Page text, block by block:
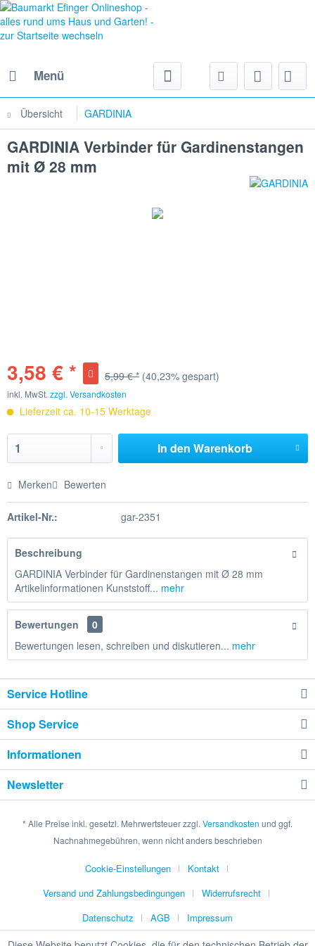
Menü
Übersicht GARDINIA
GARDINIA Verbinder für Gardinenstangen
mit Ø 28 mm
3,58 € * 5,99 € * (40,23% gespart)
inkl. MwSt. zzgl. Versandkosten
Lieferzeit ca. 10-15 Werktage
In den Warenkorb
Merken Bewerten
Artikel-Nr.: gar-2351
Beschreibung
GARDINIA Verbinder für Gardinenstangen mit Ø 28 mm
Artikelinformationen Kunststoff... mehr
Bewertungen
0
Bewertungen lesen, schreiben und diskutieren... mehr
Service Hotline
Shop Service
Informationen
Newsletter
* Alle Preise inkl. gesetzl. Mehrwertsteuer zzgl. Versandkosten und ggf.
Nachnahmegebühren, wenn nicht anders beschrieben
Cookie-Einstellungen
Kontakt
Versand und Zahlungsbedingungen
Widerrufsrecht
Datenschutz
AGB Impressum